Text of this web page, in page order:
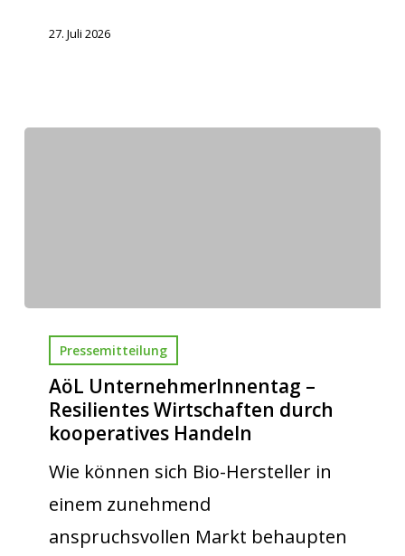
27. Juli 2026
Pressemitteilung
AöL UnternehmerInnentag –
Resilientes Wirtschaften durch
kooperatives Handeln
Wie können sich Bio-Hersteller in
einem zunehmend
anspruchsvollen Markt behaupten